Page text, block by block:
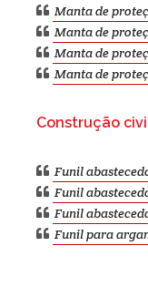
Manta de
Manta de
Manta de
Manta de
Construção
Funil
Funil
Funil
Funil para